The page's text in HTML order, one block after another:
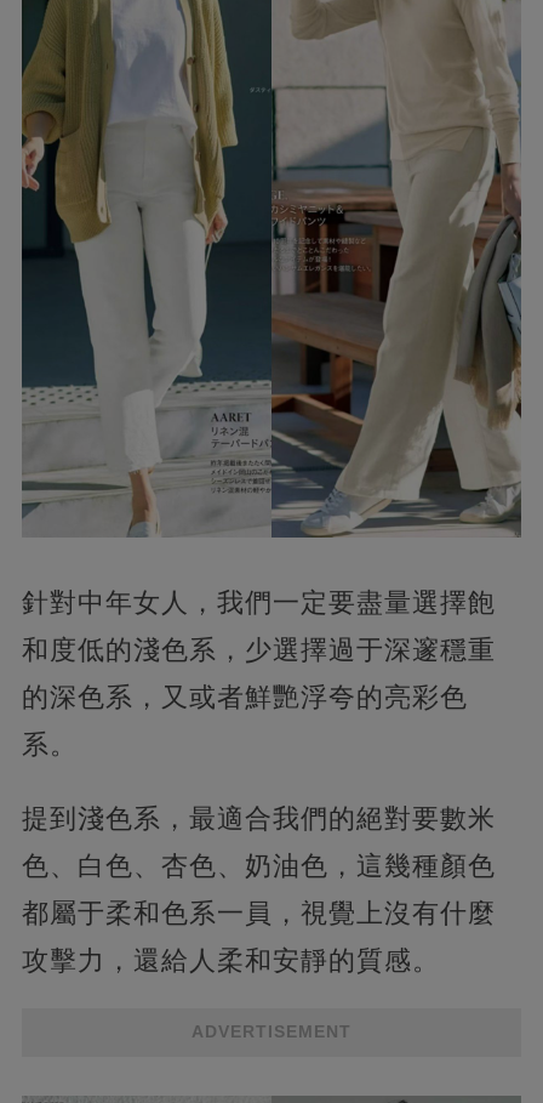
針對中年女人，我們一定要盡量選擇飽
和度低的淺色系，少選擇過于深邃穩重
的深色系，又或者鮮艷浮夸的亮彩色
系。
提到淺色系，最適合我們的絕對要數米
色、白色、杏色、奶油色，這幾種顏色
都屬于柔和色系一員，視覺上沒有什麼
攻擊力，還給人柔和安靜的質感。
ADVERTISEMENT